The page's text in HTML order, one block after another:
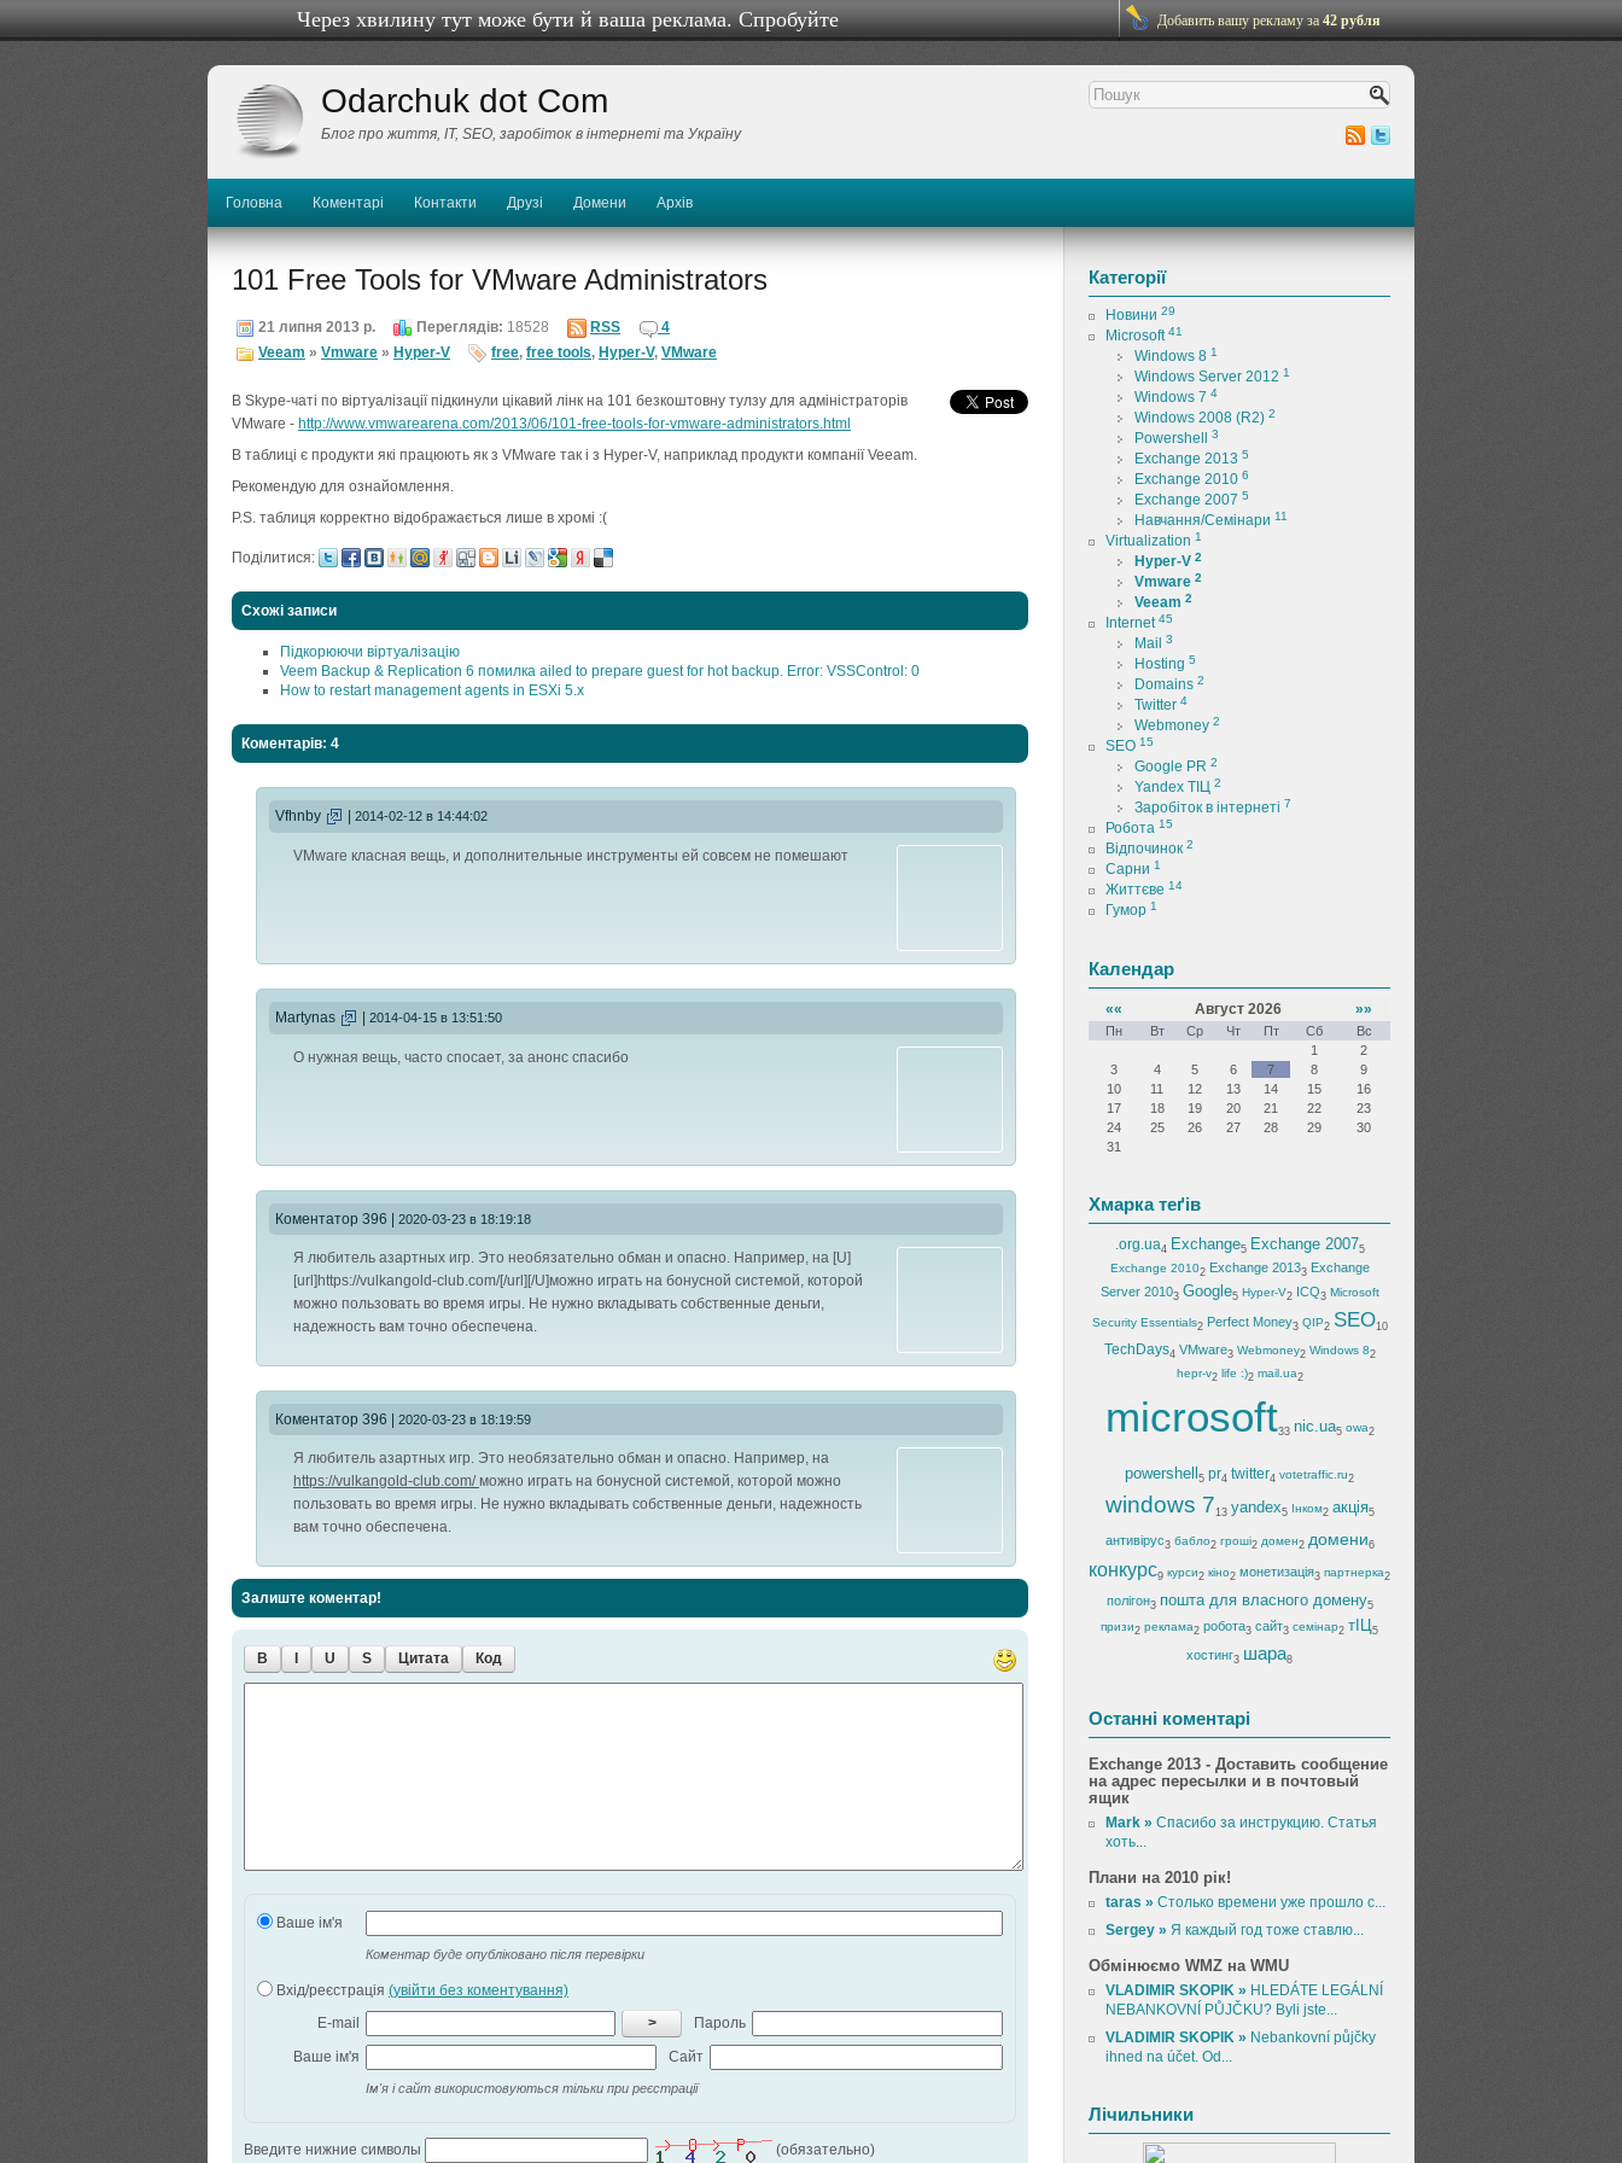
Через хвилину тут може бути й ваша реклама. Спробуйте Добавить вашу рекламу за42 рубля
Odarchuk dot Com
Блог про життя, IТ, SEO, заробіток в інтернеті та Україну
Головна Коментарі Контакти Друзі Домени Архів
101 Free Tools for VMware Administrators
21 липня 2013 р. Переглядів: 18528 RSS
4
Veeam » Vmware » Hyper-V free, free tools, Hyper-V, VMware
В Skype-чаті по віртуалізації підкинули цікавий лінк на 101 безкоштовну тулзу для адміністраторів
VMware - http://www.vmwarearena.com/2013/06/101-free-tools-for-vmware-administrators.html
В таблиці є продукти які працюють як з VMware так і з Hyper-V, наприклад продукти компанії Veeam.
Рекомендую для ознайомлення.
P.S. таблиця корректно відображається лише в хромі :(
Поділитися:
Схожі записи
Підкорюючи віртуалізацію
Veem Backup & Replication 6 помилка ailed to prepare guest for hot backup. Error: VSSControl: 0
How to restart management agents in ESXi 5.x
Коментарів: 4
Vfhnby 2014-02-12 в 14:44:02
VMware класная вещь, и дополнительные инструменты ей совсем не помешают
Martynas | 2014-04-15 в 13:51:50
О нужная вещь, часто спосает, за анонс спасибо
Коментатор 396 | 2020-03-23 в 18:19:18
Я любитель азартных игр. Это необязательно обман и опасно. Например, на [U]
[url]https://vulkangold-club.com/[/url][/U]можно играть на бонусной системой, которой
можно пользовать во время игры. Не нужно вкладывать собственные деньги,
надежность вам точно обеспечена.
Коментатор 396 | 2020-03-23 в 18:19:59
Я любитель азартных игр. Это необязательно обман и опасно. Например, на
https://vulkangold-club.com/можно играть на бонусной системой, которой можно
пользовать во время игры. Не нужно вкладывать собственные деньги, надежность
вам точно обеспечена.
Залиште коментар!
B I U S Цитата Код
Ваше ім'я
Коментар буде опубліковано після перевірки
Вхід/реєстрація (увійти без коментування)
E-mail
>
Пароль
Ваше ім'я
Сайт
Ім'я і сайт використовуються тільки при реєстрації
Введите нижние символы (обязательно)
Категорії
Новини 29
Microsoft41
Windows 8 1
Windows Server 2012 1
Windows 7 4
Windows 2008 (R2) 2
Powershell 3
Exchange 2013 5
Exchange 2010 6
Exchange 2007 5
Навчання/Семінари 11
Virtualization 1
Hyper-V 2
Vmware 2
Veeam 2
Internet45
Mail 3
Hosting 5
Domains 2
Twitter 4
Webmoney 2
SEO 15
Google PR 2
Yandex ТІЦ 2
Заробіток в інтернеті 7
Робота 15
Відпочинок 2
Сарни 1
Життєве 14
Гумор 1
Календар
«« Август 2026 »»
Пн Вт Ср Чт Пт Сб
Вс
1
2
3
4 5 6 7 8
9
10
11 12 13 14 15
16
17
18 19 20 21 22
23
24
25 26 27 28 29
30
31
Хмарка теґів
.org.ua4 Exchange5 Exchange 20075
Exchange 20102 Exchange 20133 Exchange
Server 20103 Google5 Hyper-V2 ICQ3 Microsoft
Security Essentials2 Perfect Money3 QIP2 SEO10
TechDays4 VMware3 Webmoney2 Windows 82
hepr-v2 life :)2 mail.ua2
microsoft33 nic.ua5 owa2
powershell 5 pr4 twitter4 votetraffic.ru2
windows 7 13 yandex5 Інком2 акція5
антивірус3 бабло2 гроші2 домен2 домени6
конкурс9 курси2 кіно2 монетизація3 партнерка2
полігон3 пошта для власного домену5
призи2 реклама2 робота3 сайт3 семінар2 тІЦ5
хостинг3 шара8
Останні коментарі
Exchange 2013 - Доставить сообщение
на адрес пересылки и в почтовый
ящик
Mark » Спасибо за инструкцию. Статья
хоть...
Плани на 2010 рік!
taras » Столько времени уже прошло с...
Sergey » Я каждый год тоже ставлю...
Обмінюємо WMZ на WMU
VLADIMIR SKOPIK » HLEDÁTE LEGÁLNÍ
NEBANKOVNÍ PŮJČKU? Byli jste...
VLADIMIR SKOPIK » Nebankovní půjčky
ihned na účet. Od...
Лічильники